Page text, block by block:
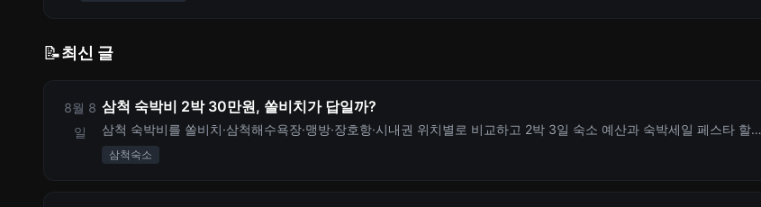
📝최신 글
8월 8
일
삼척 숙박비 2박 30만원, 쏠비치가 답일까?
삼척 숙박비를 쏠비치·삼척해수욕장·맹방·장호항·시내권 위치별로 비교하고 2박 3일 숙소 예산과 숙박세일 페스타 할인
까지 계산합니다.
삼척숙소